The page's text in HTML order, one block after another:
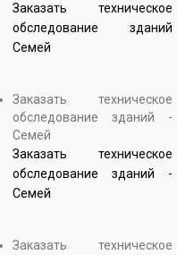
Заказать техническое
обследование зданий
Семей
Заказать техническое
обследование зданий -
Семей
Заказать техническое
обследование зданий -
Семей
Заказать техническое